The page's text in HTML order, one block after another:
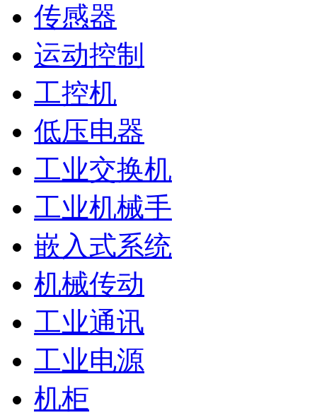
传感器
运动控制
工控机
低压电器
工业交换机
工业机械手
嵌入式系统
机械传动
工业通讯
工业电源
机柜